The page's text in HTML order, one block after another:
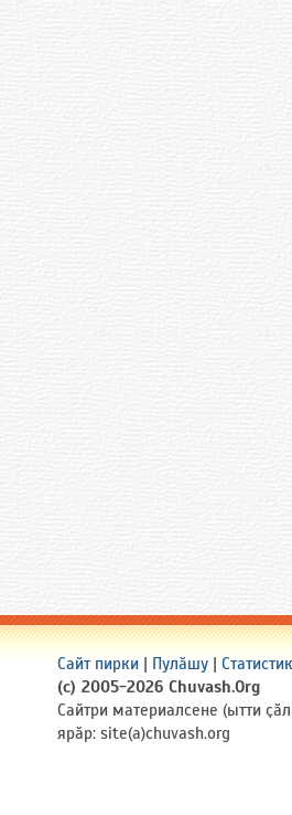
Сайт пирки | Пулӑшу |
(c) 2005-2026 Chuvash.Org
Сайтри материалсене (ытти
ярӑр: site(a)chuvash.org